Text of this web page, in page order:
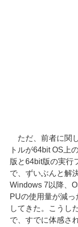
ただ、前者に関
トルが64bit OS上
版と64bit版の実行
で、ずいぶんと解
Windows 7以降、
PUの使用量が減
してきた。こうし
で、すでに体感さ